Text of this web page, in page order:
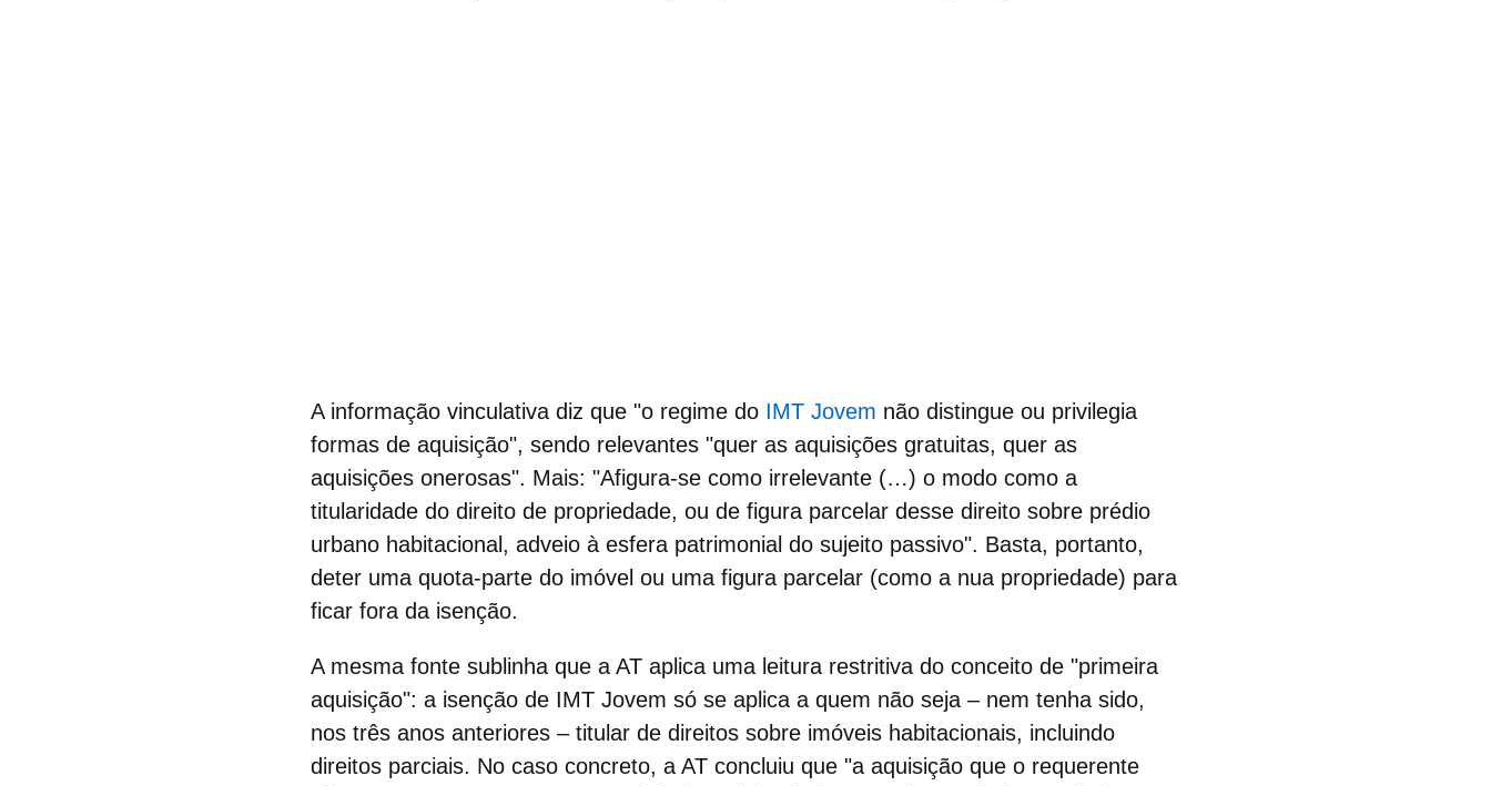
A informação vinculativa diz que "o regime do IMT Jovem não distingue ou privilegia
formas de aquisição", sendo relevantes "quer as aquisições gratuitas, quer as
aquisições onerosas". Mais: "Afigura-se como irrelevante (…) o modo como a
titularidade do direito de propriedade, ou de figura parcelar desse direito sobre prédio
urbano habitacional, adveio à esfera patrimonial do sujeito passivo". Basta, portanto,
deter uma quota-parte do imóvel ou uma figura parcelar (como a nua propriedade) para
ficar fora da isenção.
A mesma fonte sublinha que a AT aplica uma leitura restritiva do conceito de "primeira
aquisição": a isenção de IMT Jovem só se aplica a quem não seja – nem tenha sido,
nos três anos anteriores – titular de direitos sobre imóveis habitacionais, incluindo
direitos parciais. No caso concreto, a AT concluiu que "a aquisição que o requerente